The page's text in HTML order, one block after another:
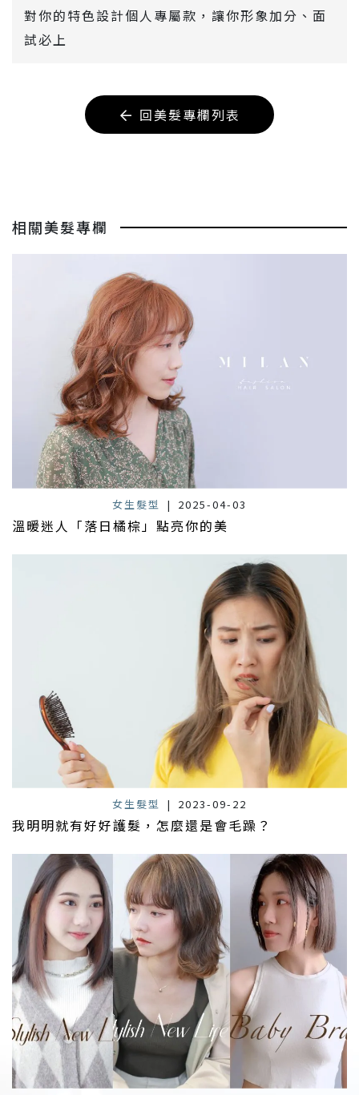
對你的特色設計個人專屬款，讓你形象加分、面
試必上
回美髮專欄列表
相關美髮專欄
女生髮型 | 2025-04-03
溫暖迷人「落日橘棕」點亮你的美
女生髮型 | 2023-09-22
我明明就有好好護髮，怎麼還是會毛躁？